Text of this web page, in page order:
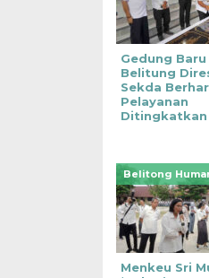
Gedung Baru
Belitung
Sekda
Pelayanan
Ditingkatkan
Belitong
Menkeu Sri